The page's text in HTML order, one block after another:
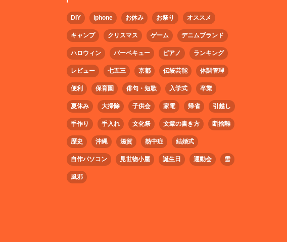
DIY iphone お休み お祭り オススメ
キャンプ クリスマス ゲーム デニムブランド
ハロウィン バーベキュー ピアノ ランキング
レビュー 七五三 京都 伝統芸能 体調管理
便利 保育園 俳句・短歌 入学式 卒業
夏休み 大掃除 子供会 家電 帰省 引越し
手作り 手入れ 文化祭 文章の書き方 断捨離
歴史 沖縄 滋賀 熱中症 結婚式
自作パソコン 見世物小屋 誕生日 運動会 雪
風邪